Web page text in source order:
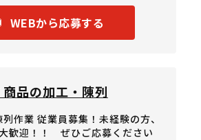
WEBから応募する
品の加工・陳列
作業 従業員募集！未経験の方、
歓迎！！ ぜひご応募ください